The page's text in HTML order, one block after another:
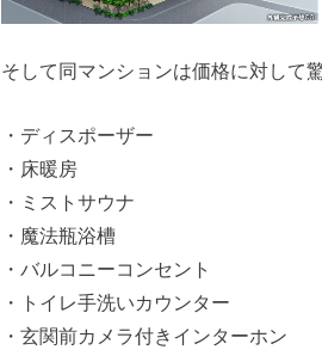
そして同マンションは価格に対して
・ディスポーザー
・床暖房
・ミストサウナ
・魔法瓶浴槽
・バルコニーコンセント
・トイレ手洗いカウンター
・玄関前カメラ付きインターホン